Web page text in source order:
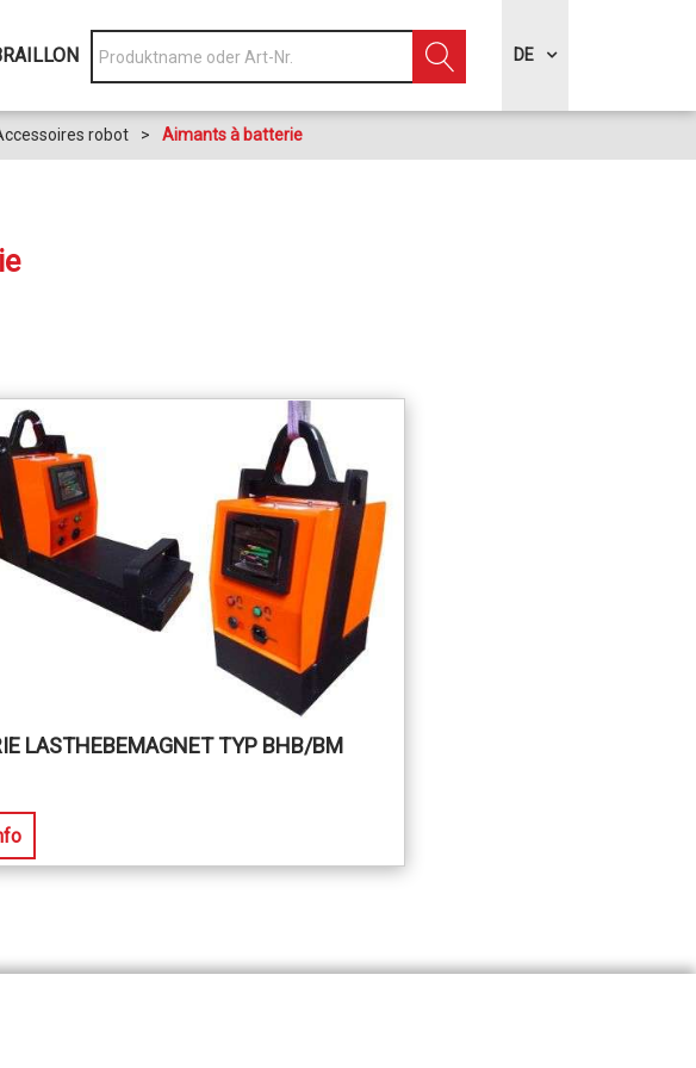
DE
robot > Aimants à batterie
LASTHEBEMAGNET TYP BHB/BM